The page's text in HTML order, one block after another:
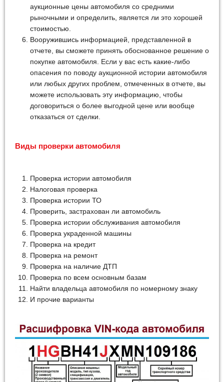
аукционные цены автомобиля со средними
рыночными и определить, является ли это хорошей
стоимостью.
Вооружившись информацией, представленной в
отчете, вы сможете принять обоснованное решение о
покупке автомобиля. Если у вас есть какие-либо
опасения по поводу аукционной истории автомобиля
или любых других проблем, отмеченных в отчете, вы
можете использовать эту информацию, чтобы
договориться о более выгодной цене или вообще
отказаться от сделки.
Виды проверки автомобиля
Проверка истории автомобиля
Налоговая проверка
Проверка истории ТО
Проверить, застрахован ли автомобиль
Проверка истории обслуживания автомобиля
Проверка украденной машины
Проверка на кредит
Проверка на ремонт
Проверка на наличие ДТП
Проверка по всем основным базам
Найти владельца автомобиля по номерному знаку
И прочие варианты